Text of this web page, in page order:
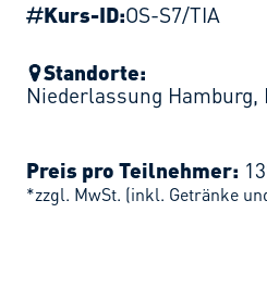
Kurs-ID:OS-S7/TIA
Standorte:
Niederlassung Hamburg,
Preis pro Teilnehmer:
*zzgl. MwSt. (inkl. Getränke